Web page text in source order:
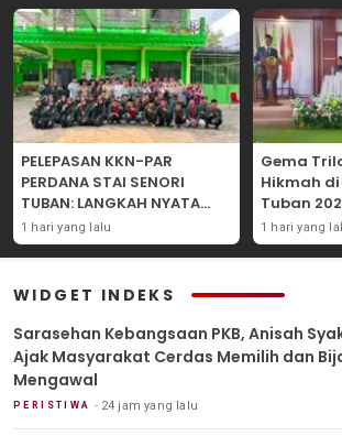
PELEPASAN KKN-PAR
PERDANA STAI SENORI
TUBAN: LANGKAH NYATA
PENGABDIAN KEPADA
MASYARAKAT
1 hari yang lalu
Gema
Hikmah di
Tuban
Adatif
1 hari yang
WIDGET INDEKS
Sarasehan Kebangsaan PKB, Anisah
Ajak Masyarakat Cerdas Memilih dan
Mengawal
PERISTIWA 24 jam yang lalu